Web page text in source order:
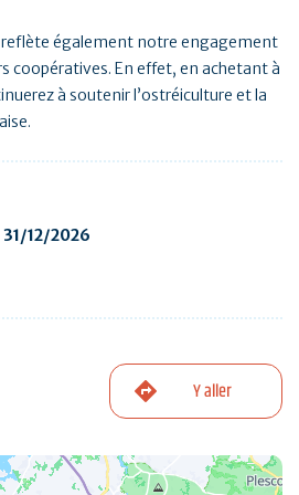
également notre engagement
coopératives. En effet, en achetant à
à soutenir l’ostréiculture et la
31/12/2026
Y aller